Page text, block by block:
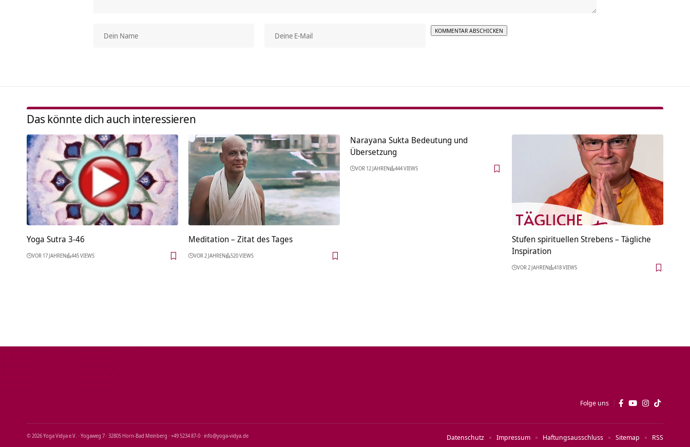
Das könnte dich auch interessieren
Yoga Sutra 3-46
VOR 17 JAHREN 445 VIEWS
Meditation – Zitat des Tages
VOR 2 JAHREN 520 VIEWS
Narayana Sukta Bedeutung und
Übersetzung
VOR 12 JAHREN 444 VIEWS
Stufen spirituellen Strebens – Tägliche
Inspiration
VOR 2 JAHREN 418 VIEWS
Folge uns
© 2026 Yoga Vidya e.V. · Yogaweg 7 · 32805 Horn‑Bad Meinberg · +49 5234 87‑0 · info@yoga‑vidya.de Datenschutz Impressum Haftungsausschluss Sitemap RSS